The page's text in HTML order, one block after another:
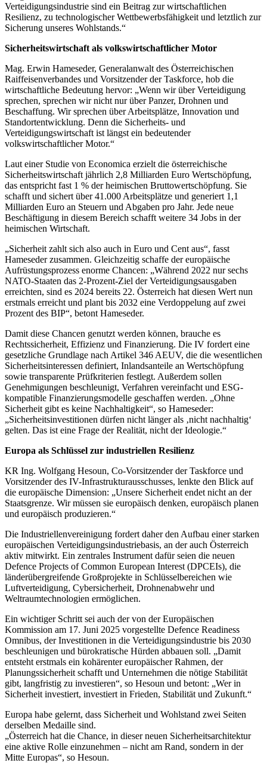
Verteidigungsindustrie sind ein Beitrag zur wirtschaftlichen
Resilienz, zu technologischer Wettbewerbsfähigkeit und letztlich zur
Sicherung unseres Wohlstands.“
Sicherheitswirtschaft als volkswirtschaftlicher Motor
Mag. Erwin Hameseder, Generalanwalt des Österreichischen
Raiffeisenverbandes und Vorsitzender der Taskforce, hob die
wirtschaftliche Bedeutung hervor: „Wenn wir über Verteidigung
sprechen, sprechen wir nicht nur über Panzer, Drohnen und
Beschaffung. Wir sprechen über Arbeitsplätze, Innovation und
Standortentwicklung. Denn die Sicherheits- und
Verteidigungswirtschaft ist längst ein bedeutender
volkswirtschaftlicher Motor.“
Laut einer Studie von Economica erzielt die österreichische
Sicherheitswirtschaft jährlich 2,8 Milliarden Euro Wertschöpfung,
das entspricht fast 1 % der heimischen Bruttowertschöpfung. Sie
schafft und sichert über 41.000 Arbeitsplätze und generiert 1,1
Milliarden Euro an Steuern und Abgaben pro Jahr. Jede neue
Beschäftigung in diesem Bereich schafft weitere 34 Jobs in der
heimischen Wirtschaft.
„Sicherheit zahlt sich also auch in Euro und Cent aus“, fasst
Hameseder zusammen. Gleichzeitig schaffe der europäische
Aufrüstungsprozess enorme Chancen: „Während 2022 nur sechs
NATO-Staaten das 2-Prozent-Ziel der Verteidigungsausgaben
erreichten, sind es 2024 bereits 22. Österreich hat diesen Wert nun
erstmals erreicht und plant bis 2032 eine Verdoppelung auf zwei
Prozent des BIP“, betont Hameseder.
Damit diese Chancen genutzt werden können, brauche es
Rechtssicherheit, Effizienz und Finanzierung. Die IV fordert eine
gesetzliche Grundlage nach Artikel 346 AEUV, die die wesentlichen
Sicherheitsinteressen definiert, Inlandsanteile an Wertschöpfung
sowie transparente Prüfkriterien festlegt. Außerdem sollen
Genehmigungen beschleunigt, Verfahren vereinfacht und ESG-
kompatible Finanzierungsmodelle geschaffen werden. „Ohne
Sicherheit gibt es keine Nachhaltigkeit“, so Hameseder:
„Sicherheitsinvestitionen dürfen nicht länger als ‚nicht nachhaltig‘
gelten. Das ist eine Frage der Realität, nicht der Ideologie.“
Europa als Schlüssel zur industriellen Resilienz
KR Ing. Wolfgang Hesoun, Co-Vorsitzender der Taskforce und
Vorsitzender des IV-Infrastrukturausschusses, lenkte den Blick auf
die europäische Dimension: „Unsere Sicherheit endet nicht an der
Staatsgrenze. Wir müssen sie europäisch denken, europäisch planen
und europäisch produzieren.“
Die Industriellenvereinigung fordert daher den Aufbau einer starken
europäischen Verteidigungsindustriebasis, an der auch Österreich
aktiv mitwirkt. Ein zentrales Instrument dafür seien die neuen
Defence Projects of Common European Interest (DPCEIs), die
länderübergreifende Großprojekte in Schlüsselbereichen wie
Luftverteidigung, Cybersicherheit, Drohnenabwehr und
Weltraumtechnologien ermöglichen.
Ein wichtiger Schritt sei auch der von der Europäischen
Kommission am 17. Juni 2025 vorgestellte Defence Readiness
Omnibus, der Investitionen in die Verteidigungsindustrie bis 2030
beschleunigen und bürokratische Hürden abbauen soll. „Damit
entsteht erstmals ein kohärenter europäischer Rahmen, der
Planungssicherheit schafft und Unternehmen die nötige Stabilität
gibt, langfristig zu investieren“, so Hesoun und betont: „Wer in
Sicherheit investiert, investiert in Frieden, Stabilität und Zukunft.“
Europa habe gelernt, dass Sicherheit und Wohlstand zwei Seiten
derselben Medaille sind.
„Österreich hat die Chance, in dieser neuen Sicherheitsarchitektur
eine aktive Rolle einzunehmen – nicht am Rand, sondern in der
Mitte Europas“, so Hesoun.